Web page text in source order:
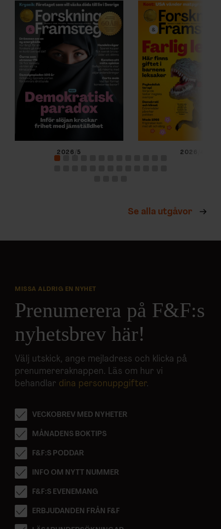
2026/5 2026/4
Se alla utgåvor
MISSA ALDRIG EN NYHET
Prenumerera på F&F:s
nyhetsbrev här!
Välj utskick, ange mejladress och klicka på
prenumereraknappen. Läs om hur vi
behandlar dina personuppgifter.
VECKOBREV MED NYHETER
MÅNADENS BOKTIPS
F&F:S PODDAR
INFO OM NYTT NUMMER
F&F:S EVENEMANG
ERBJUDANDEN FRÅN F&F